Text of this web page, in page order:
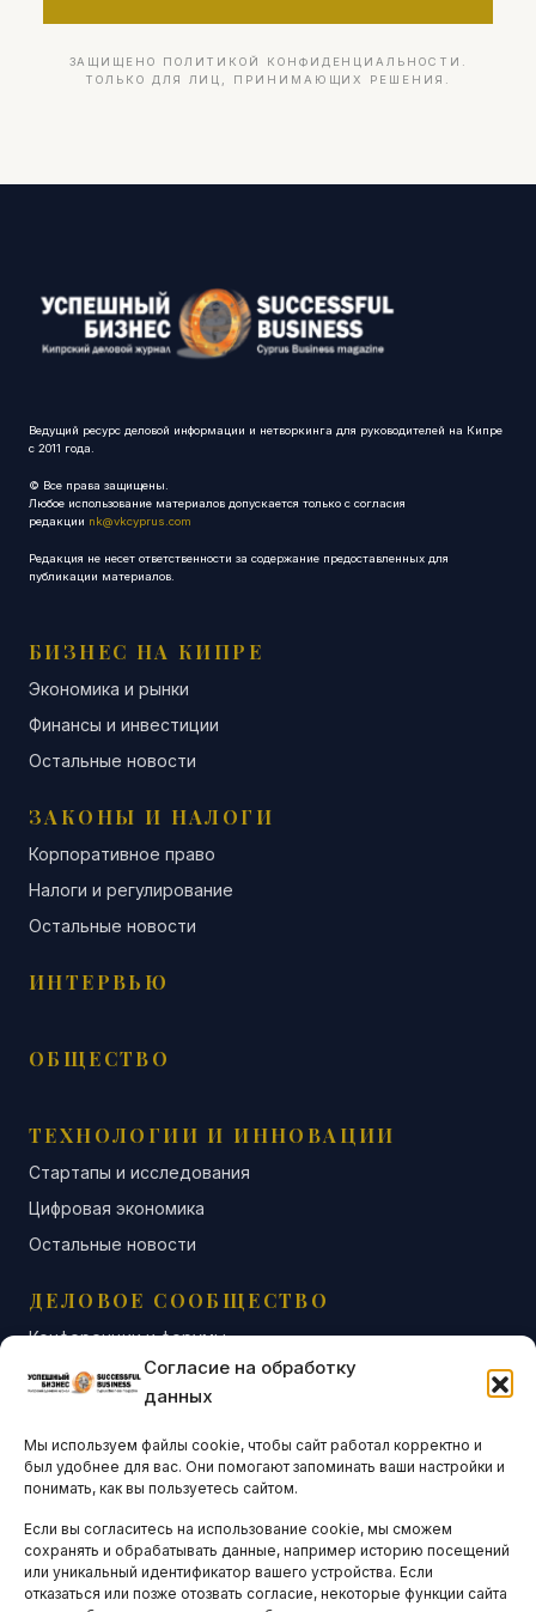
Согласие на обработку
данных
Мы используем файлы cookie, чтобы сайт работал корректно и
был удобнее для вас. Они помогают запоминать ваши настройки и
понимать, как вы пользуетесь сайтом.
Если вы согласитесь на использование cookie, мы сможем
сохранять и обрабатывать данные, например историю посещений
или уникальный идентификатор вашего устройства. Если
отказаться или позже отозвать согласие, некоторые функции сайта
ЗАЩИЩЕНО ПОЛИТИКОЙ КОНФИДЕНЦИАЛЬНОСТИ.
ТОЛЬКО ДЛЯ ЛИЦ, ПРИНИМАЮЩИХ РЕШЕНИЯ.
Ведущий ресурс деловой информации и нетворкинга для руководителей на Кипре
с 2011 года.
© Все права защищены.
Любое использование материалов допускается только с согласия
редакции nk@vkcyprus.com
Редакция не несет ответственности за содержание предоставленных для
публикации материалов.
БИЗНЕС НА КИПРЕ
Экономика и рынки
Финансы и инвестиции
Остальные новости
ЗАКОНЫ И НАЛОГИ
Корпоративное право
Налоги и регулирование
Остальные новости
ИНТЕРВЬЮ
ОБЩЕСТВО
ТЕХНОЛОГИИ И ИННОВАЦИИ
Стартапы и исследования
Цифровая экономика
Остальные новости
ДЕЛОВОЕ СООБЩЕСТВО
Конференции и форумы
Бизнес-клубы и ассоциации
Остальные новости
АНАЛИТИКА И СТАТИСТИКА
ARTICLES IN ENGLISH